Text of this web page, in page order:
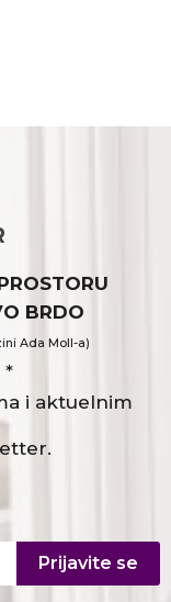
BRDO
Ada Moll-a)
i aktuelnim
Prijavite se